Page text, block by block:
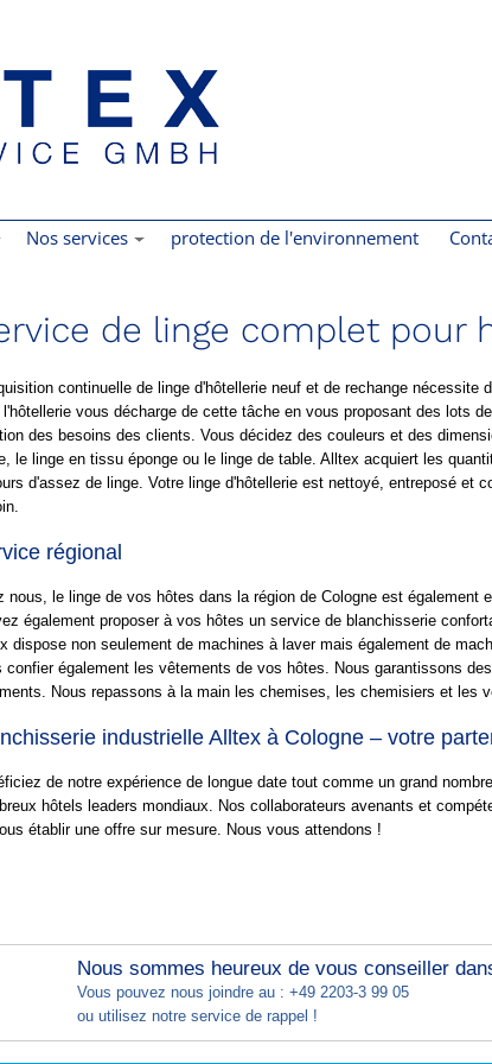
Nos services protection de l'environnement
de linge complet pour
continuelle de linge d'hôtellerie neuf et de rechange nécessite
l'hôtellerie vous décharge de cette tâche en vous proposant des lots
des besoins des clients. Vous décidez des couleurs et des
le linge en tissu éponge ou le linge de table. Alltex acquiert les
d'assez de linge. Votre linge d'hôtellerie est nettoyé, entreposé et
régional
nous, le linge de vos hôtes dans la région de Cologne est également
également proposer à vos hôtes un service de blanchisserie
dispose non seulement de machines à laver mais également de
confier également les vêtements de vos hôtes. Nous garantissons
Nous repassons à la main les chemises, les chemisiers et les
industrielle Alltex à Cologne – votre
de notre expérience de longue date tout comme un grand
hôtels leaders mondiaux. Nos collaborateurs avenants et
établir une offre sur mesure. Nous vous attendons !
Nous sommes heureux de vous conseiller
Vous pouvez nous joindre au : +49 2203-3 99 05
ou utilisez notre service de rappel !